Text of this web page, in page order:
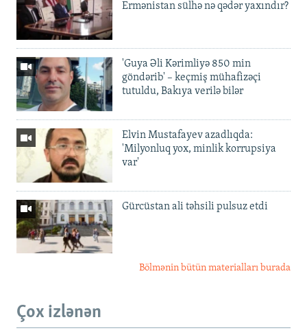
Ermənistan sülhə nə qədər yaxındır?
'Guya Əli Kərimliyə 850 min
göndərib' – keçmiş mühafizəçi
tutuldu, Bakıya verilə bilər
Elvin Mustafayev azadlıqda:
'Milyonluq yox, minlik korrupsiya
var'
Gürcüstan ali təhsili pulsuz etdi
Bölmənin bütün materialları burada
Çox izlənən